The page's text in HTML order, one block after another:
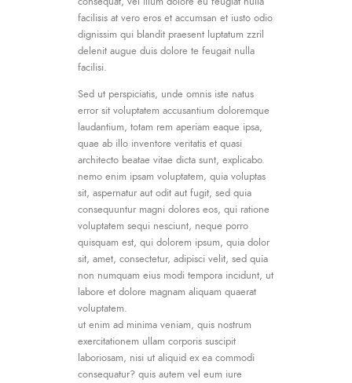
facilisis at vero eros et accumsan et iusto odio
dignissim qui blandit praesent luptatum zzril
delenit augue duis dolore te feugait nulla
facilisi.
Sed ut perspiciatis, unde omnis iste natus
error sit voluptatem accusantium doloremque
laudantium, totam rem aperiam eaque ipsa,
quae ab illo inventore veritatis et quasi
architecto beatae vitae dicta sunt, explicabo.
nemo enim ipsam voluptatem, quia voluptas
sit, aspernatur aut odit aut fugit, sed quia
consequuntur magni dolores eos, qui ratione
voluptatem sequi nesciunt, neque porro
quisquam est, qui dolorem ipsum, quia dolor
sit, amet, consectetur, adipisci velit, sed quia
non numquam eius modi tempora incidunt, ut
labore et dolore magnam aliquam quaerat
voluptatem.
ut enim ad minima veniam, quis nostrum
exercitationem ullam corporis suscipit
laboriosam, nisi ut aliquid ex ea commodi
consequatur? quis autem vel eum iure